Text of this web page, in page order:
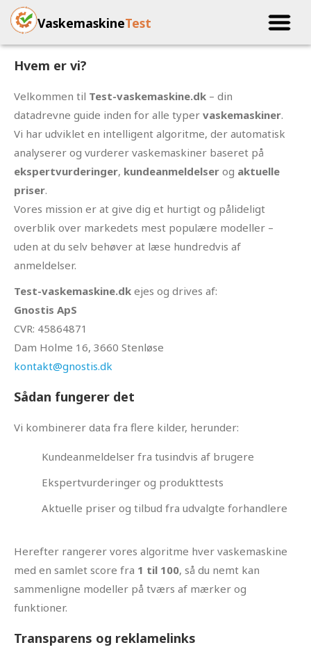
VaskemaskineTest
Hvem er vi?
Velkommen til Test-vaskemaskine.dk – din
datadrevne guide inden for alle typer vaskemaskiner.
Vi har udviklet en intelligent algoritme, der automatisk
analyserer og vurderer vaskemaskiner baseret på
ekspertvurderinger, kundeanmeldelser og aktuelle
priser.
Vores mission er at give dig et hurtigt og pålideligt
overblik over markedets mest populære modeller –
uden at du selv behøver at læse hundredvis af
anmeldelser.
Test-vaskemaskine.dk ejes og drives af:
Gnostis ApS
CVR: 45864871
Dam Holme 16, 3660 Stenløse
kontakt@gnostis.dk
Sådan fungerer det
Vi kombinerer data fra flere kilder, herunder:
Kundeanmeldelser fra tusindvis af brugere
Ekspertvurderinger og produkttests
Aktuelle priser og tilbud fra udvalgte forhandlere
Herefter rangerer vores algoritme hver vaskemaskine
med en samlet score fra 1 til 100, så du nemt kan
sammenligne modeller på tværs af mærker og
funktioner.
Transparens og reklamelinks